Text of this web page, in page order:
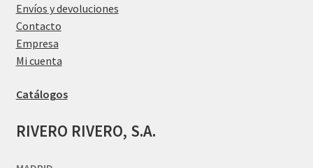
Envíos y devoluciones
Contacto
Empresa
Mi cuenta
Catálogos
RIVERO RIVERO, S.A.